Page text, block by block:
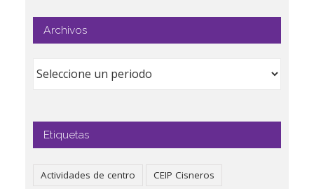
Archivos
Etiquetas
Actividades de centro
CEIP Cisneros